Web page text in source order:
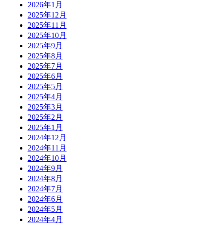
2026年1月
2025年12月
2025年11月
2025年10月
2025年9月
2025年8月
2025年7月
2025年6月
2025年5月
2025年4月
2025年3月
2025年2月
2025年1月
2024年12月
2024年11月
2024年10月
2024年9月
2024年8月
2024年7月
2024年6月
2024年5月
2024年4月